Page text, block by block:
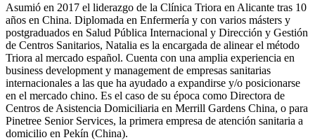
Asumió en 2017 el liderazgo de la Clínica Triora en Alicante tras 10
años en China. Diplomada en Enfermería y con varios másters y
postgraduados en Salud Pública Internacional y Dirección y Gestión
de Centros Sanitarios, Natalia es la encargada de alinear el método
Triora al mercado español. Cuenta con una amplia experiencia en
business development y management de empresas sanitarias
internacionales a las que ha ayudado a expandirse y/o posicionarse
en el mercado chino. Es el caso de su época como Directora de
Centros de Asistencia Domiciliaria en Merrill Gardens China, o para
Pinetree Senior Services, la primera empresa de atención sanitaria a
domicilio en Pekín (China).